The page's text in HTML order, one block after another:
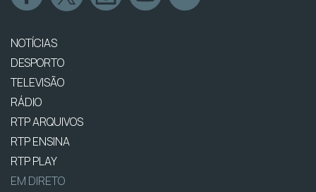
NOTÍCIAS
DESPORTO
TELEVISÃO
RÁDIO
RTP ARQUIVOS
RTP ENSINA
RTP PLAY
EM DIRETO